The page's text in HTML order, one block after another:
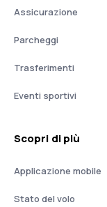
Assicurazione
Parcheggi
Trasferimenti
Eventi sportivi
Scopri di più
Applicazione mobile
Stato del volo